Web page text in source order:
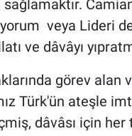
veya Lideri
ve dâvâyı
görev alan
Türk'ün ateşle
dâvâsı için her